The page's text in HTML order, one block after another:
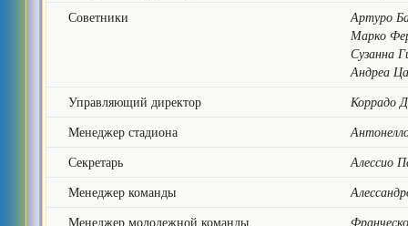
Советники
Артуро
Марко
Сузанна
Андреа
Управляющий директор
Коррадо
Менеджер стадиона
Секретарь
Алессио
Менеджер команды
Менеджер молодежной команды